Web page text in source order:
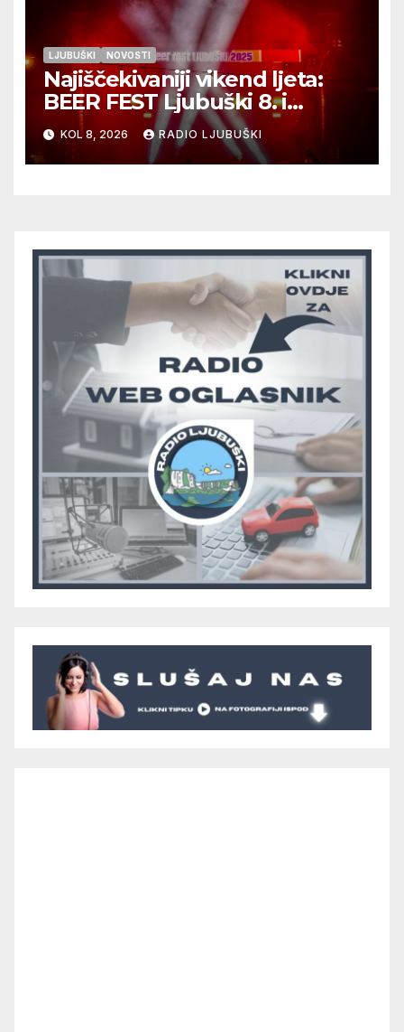
LJUBUŠKI NOVOSTI
Najiščekivaniji vikend ljeta:
BEER FEST Ljubuški 8. i
9.kolovoza
KOL 8, 2026 RADIO LJUBUŠKI